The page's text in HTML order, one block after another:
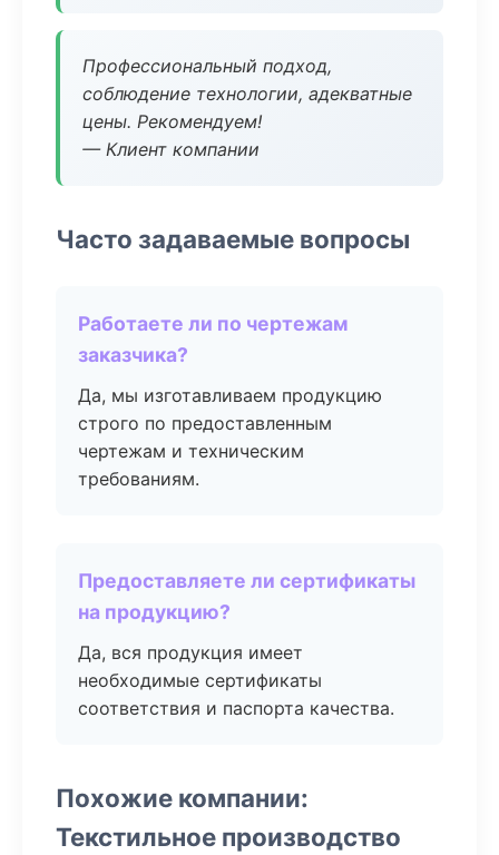
Профессиональный подход,
соблюдение технологии, адекватные
цены. Рекомендуем!
— Клиент компании
Часто задаваемые вопросы
Работаете ли по чертежам
заказчика?
Да, мы изготавливаем продукцию
строго по предоставленным
чертежам и техническим
требованиям.
Предоставляете ли сертификаты
на продукцию?
Да, вся продукция имеет
необходимые сертификаты
соответствия и паспорта качества.
Похожие компании:
Текстильное производство